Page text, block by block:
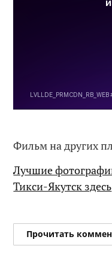
Фильм на других
Лучшие
Тикси-Якутск здесь
Прочитать